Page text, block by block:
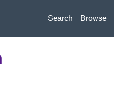
Search Browse